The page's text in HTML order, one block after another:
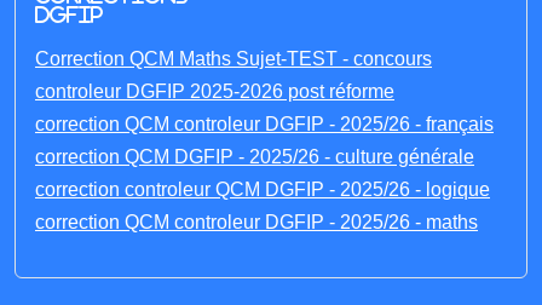
DGFIP
Correction QCM Maths Sujet-TEST - concours
controleur DGFIP 2025-2026 post réforme
correction QCM controleur DGFIP - 2025/26 - français
correction QCM DGFIP - 2025/26 - culture générale
correction controleur QCM DGFIP - 2025/26 - logique
correction QCM controleur DGFIP - 2025/26 - maths